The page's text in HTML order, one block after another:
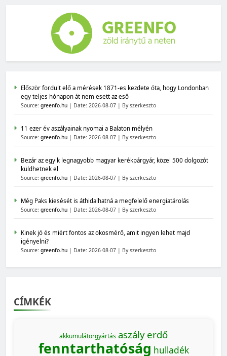
Először fordult elő a mérések 1871-es kezdete óta, hogy Londonban
egy teljes hónapon át nem esett az eső
Source: greenfo.hu Date: 2026-08-07 By szerkeszto
11 ezer év aszályainak nyomai a Balaton mélyén
Source: greenfo.hu Date: 2026-08-07 By szerkeszto
Bezár az egyik legnagyobb magyar kerékpárgyár, közel 500 dolgozót
küldhetnek el
Source: greenfo.hu Date: 2026-08-07 By szerkeszto
Még Paks kiesését is áthidalhatná a megfelelő energiatárolás
Source: greenfo.hu Date: 2026-08-07 By szerkeszto
Kinek jó és miért fontos az okosmérő, amit ingyen lehet majd
igényelni?
Source: greenfo.hu Date: 2026-08-07 By szerkeszto
CÍMKÉK
akkumulátorgyártás aszály erdő
fenntarthatóság hulladék